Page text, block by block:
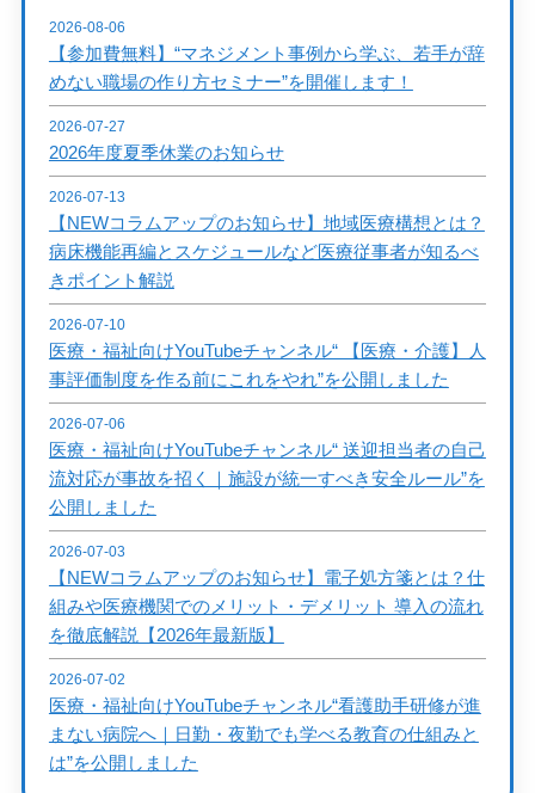
2026-08-06
【参加費無料】“マネジメント事例から学ぶ、若手が辞
めない職場の作り方セミナー”を開催します！
2026-07-27
2026年度夏季休業のお知らせ
2026-07-13
【NEWコラムアップのお知らせ】地域医療構想とは？
病床機能再編とスケジュールなど医療従事者が知るべ
きポイント解説
2026-07-10
医療・福祉向けYouTubeチャンネル“ 【医療・介護】人
事評価制度を作る前にこれをやれ”を公開しました
2026-07-06
医療・福祉向けYouTubeチャンネル“ 送迎担当者の自己
流対応が事故を招く｜施設が統一すべき安全ルール”を
公開しました
2026-07-03
【NEWコラムアップのお知らせ】電子処方箋とは？仕
組みや医療機関でのメリット・デメリット 導入の流れ
を徹底解説【2026年最新版】
2026-07-02
医療・福祉向けYouTubeチャンネル“看護助手研修が進
まない病院へ｜日勤・夜勤でも学べる教育の仕組みと
は”を公開しました